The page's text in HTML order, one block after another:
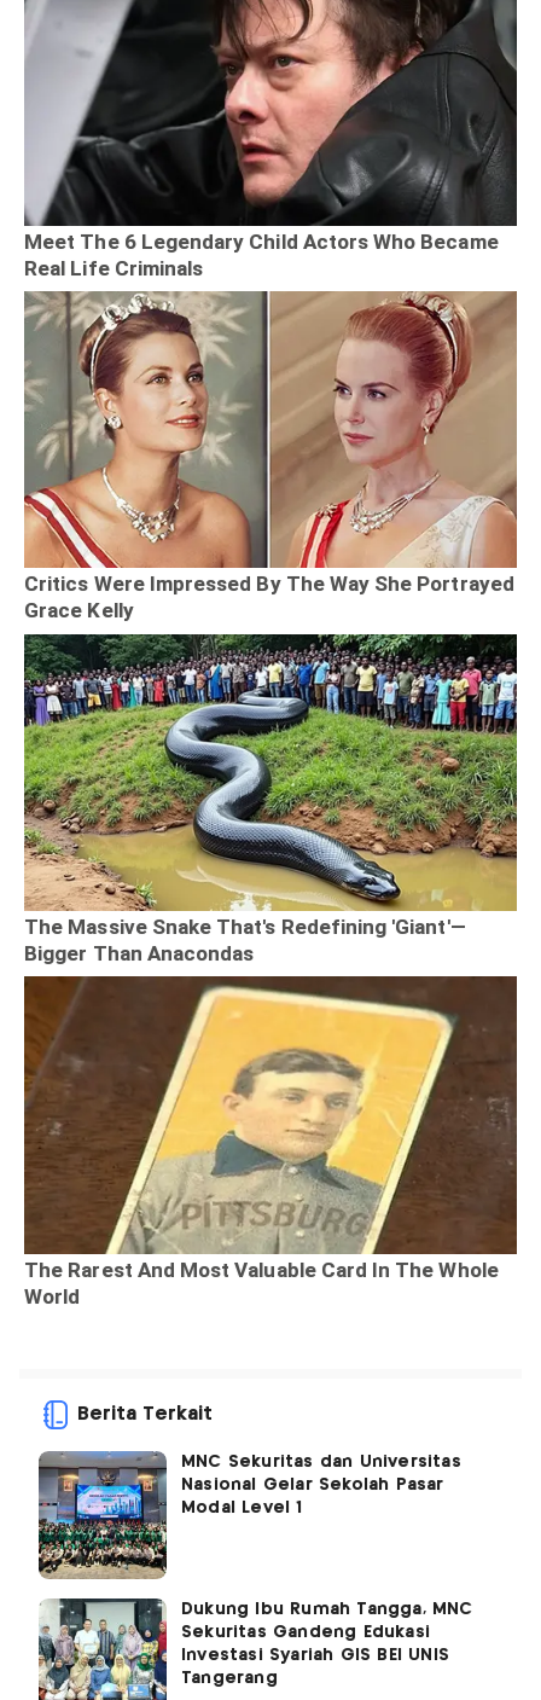
Berita Terkait
MNC Sekuritas dan Universitas
Nasional Gelar Sekolah Pasar
Modal Level 1
Dukung Ibu Rumah Tangga, MNC
Sekuritas Gandeng Edukasi
Investasi Syariah GIS BEI UNIS
Tangerang